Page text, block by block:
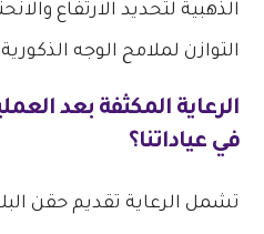
الذهبية لتحديد الارتفاع
التوازن لملامح الوجه الذكورية
الرعاية المكثفة بعد
في عياداتنا؟
تشمل الرعاية تقديم حقن